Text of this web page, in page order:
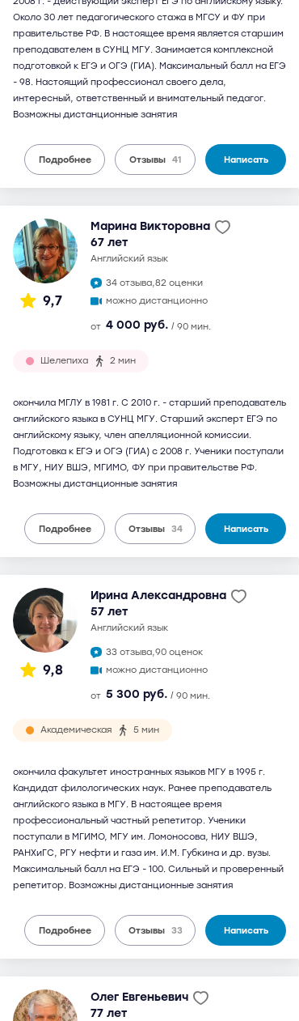
Около 30 лет педагогического стажа в МГСУ и ФУ при
правительстве РФ. В настоящее время является старшим
преподавателем в СУНЦ МГУ. Занимается комплексной
подготовкой к ЕГЭ и ОГЭ (ГИА). Максимальный балл на ЕГЭ
- 98. Настоящий профессионал своего дела,
интересный, ответственный и внимательный педагог.
Возможны дистанционные занятия
Подробнее Отзывы 41 Написать
9,7
Марина Викторовна
67 лет
английский язык
34 отзыва,82 оценки
можно дистанционно
от 4 000 руб. / 90 мин.
Шелепиха 2 мин
окончила МГЛУ в 1981 г. С 2010 г. - старший преподаватель
английского языка в СУНЦ МГУ. Старший эксперт ЕГЭ по
английскому языку, член апелляционной комиссии.
Подготовка к ЕГЭ и ОГЭ (ГИА) с 2008 г. Ученики поступали
в МГУ, НИУ ВШЭ, МГИМО, ФУ при правительстве РФ.
Возможны дистанционные занятия
Подробнее Отзывы 34 Написать
9,8
Ирина Александровна
57 лет
английский язык
33 отзыва,90 оценок
можно дистанционно
от 5 300 руб. / 90 мин.
Академическая 5 мин
окончила факультет иностранных языков МГУ в 1995 г.
Кандидат филологических наук. Ранее преподаватель
английского языка в МГУ. В настоящее время
профессиональный частный репетитор. Ученики
поступали в МГИМО, МГУ им. Ломоносова, НИУ ВШЭ,
РАНХиГС, РГУ нефти и газа им. И.М. Губкина и др. вузы.
Максимальный балл на ЕГЭ - 100. Сильный и проверенный
репетитор. Возможны дистанционные занятия
Подробнее Отзывы 33 Написать
Олег Евгеньевич
77 лет